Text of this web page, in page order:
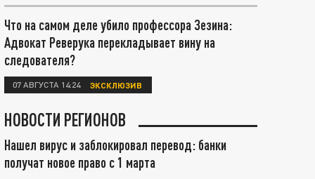
Что на самом деле убило профессора Зезина:
Адвокат Реверука перекладывает вину на
следователя?
07 АВГУСТА 14:24 ЭКСКЛЮЗИВ
НОВОСТИ РЕГИОНОВ
Нашел вирус и заблокировал перевод: банки
получат новое право с 1 марта